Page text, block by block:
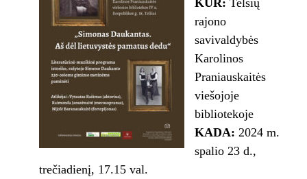
rajono
savivaldybės
Karolinos
Praniauskaitės
viešojoje
bibliotekoje
KADA: 2024 m.
spalio 23 d.,
trečiadienį, 17.15 val.